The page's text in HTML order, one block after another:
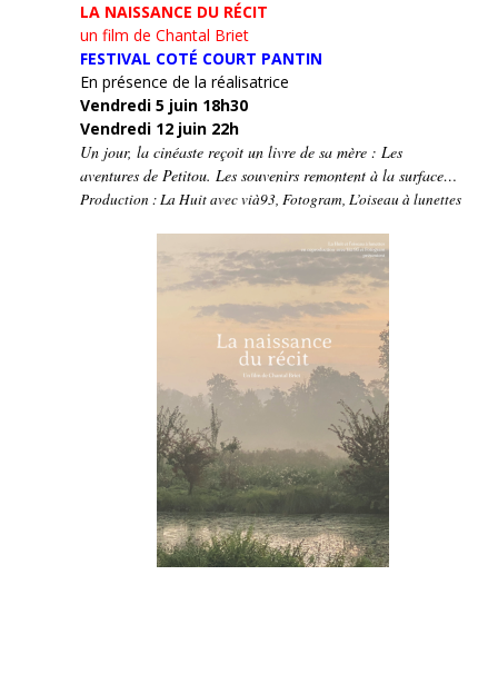
LA NAISSANCE DU RÉCIT
un film de Chantal Briet
FESTIVAL COTÉ COURT PANTIN
En présence de la réalisatrice
Vendredi 5 juin 18h30
Vendredi 12 juin 22h
Un jour, la cinéaste reçoit un livre de sa mère : Les
aventures de Petitou. Les souvenirs remontent à la surface…
Production : La Huit avec vià93, Fotogram, L’oiseau à lunettes